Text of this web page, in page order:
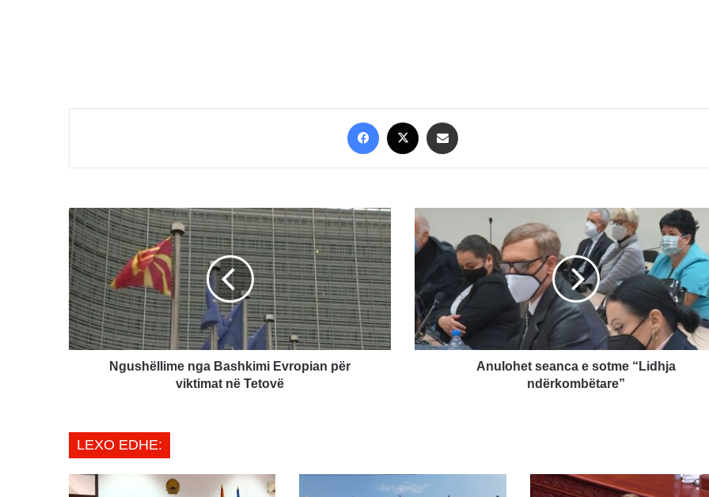
Facebook
Ngushëllime
nga
Bashkimi
Evropian
për
viktimat
në
Tetovë
Ngushëllime nga Bashkimi Evropian për
viktimat në Tetovë
Anulohet
seanca
e
sotme
“Lidhja
ndërkombëtare”
Anulohet seanca e sotme “Lidhja
ndërkombëtare”
LEXO EDHE: